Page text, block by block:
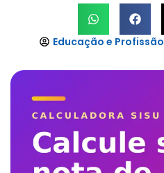
Educação e Profissão